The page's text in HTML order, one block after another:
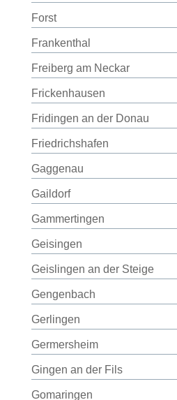
Forst
Frankenthal
Freiberg am Neckar
Frickenhausen
Fridingen an der Donau
Friedrichshafen
Gaggenau
Gaildorf
Gammertingen
Geisingen
Geislingen an der Steige
Gengenbach
Gerlingen
Germersheim
Gingen an der Fils
Gomaringen